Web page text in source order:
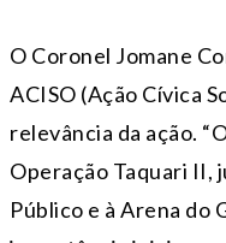
O Coronel Jomane
ACISO (Ação Cívica
relevância da ação.
Operação Taquari II,
Público e à Arena do